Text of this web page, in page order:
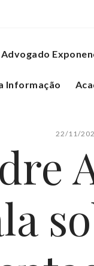
Advogado
Informação
22/11/